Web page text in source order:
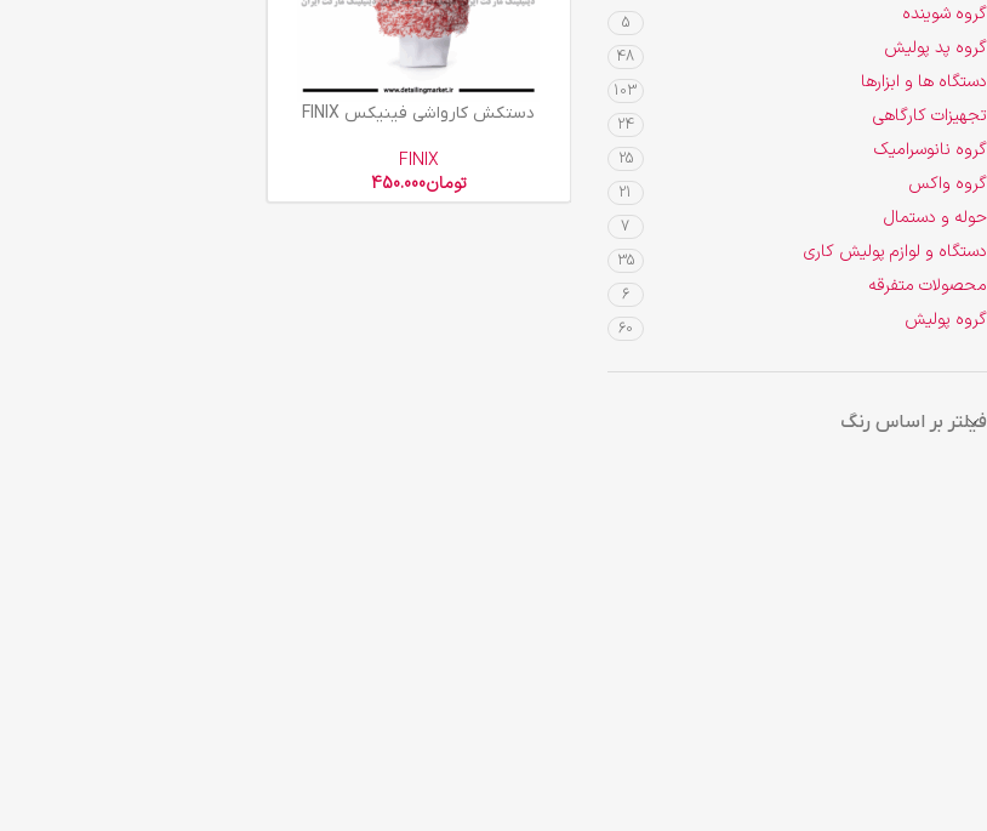
گروه شوینده 5
گروه پد پولیش 48
دستگاه ها و ابزارها 103
تجهیزات کارگاهی 24
گروه نانوسرامیک 25
گروه واکس 21
حوله و دستمال 7
دستگاه و لوازم پولیش کاری 35
محصولات متفرقه 6
گروه پولیش 60
فیلتر بر اساس رنگ
افزودن به سبد خرید
دستکش کارواشی فینیکس FINIX
FINIX
تومان450.000